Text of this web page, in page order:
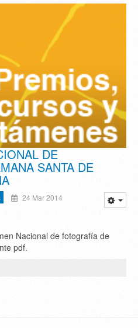
DE
SANTA DE
24 Mar 2014
Nacional de fotografía de
pdf.